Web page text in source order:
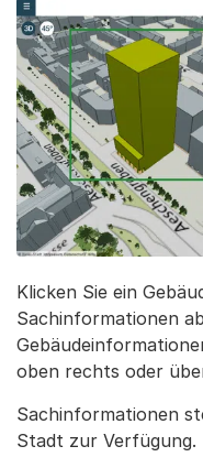
Klicken Sie ein
Sachinformationen
oben rechts oder
Sachinformationen
Stadt zur Verfügung.